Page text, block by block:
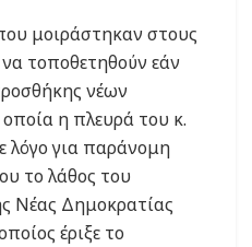
μοιράστηκαν στους
τοποθετηθούν εάν
νέων
η πλευρά του κ.
λόγο για παράνομη
το λάθος του
Νέας Δημοκρατίας
έριξε το